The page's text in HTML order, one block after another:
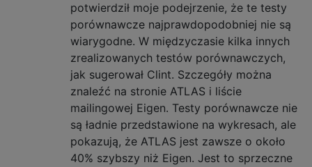
potwierdził moje podejrzenie, że te testy
porównawcze najprawdopodobniej nie są
wiarygodne. W międzyczasie kilka innych
zrealizowanych testów porównawczych,
jak sugerował Clint. Szczegóły można
znaleźć na stronie ATLAS i liście
mailingowej Eigen. Testy porównawcze nie
są ładnie przedstawione na wykresach, ale
pokazują, że ATLAS jest zawsze o około
40% szybszy niż Eigen. Jest to sprzeczne